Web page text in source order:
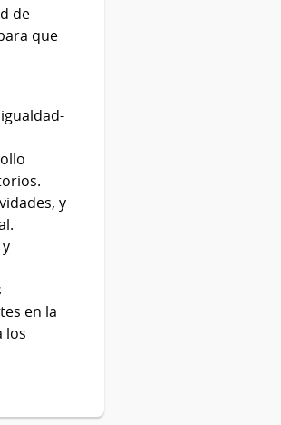
de
que
y
en la
los